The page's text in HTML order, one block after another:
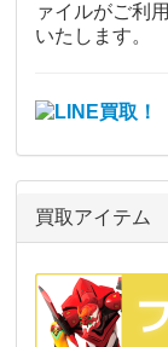
ァイルがご利
いたします。
買取アイテム